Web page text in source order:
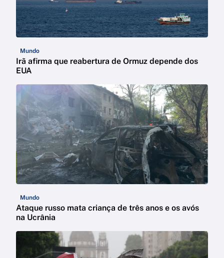
Mundo
Irã afirma que reabertura de Ormuz depende dos
EUA
Mundo
Ataque russo mata criança de três anos e os avós
na Ucrânia